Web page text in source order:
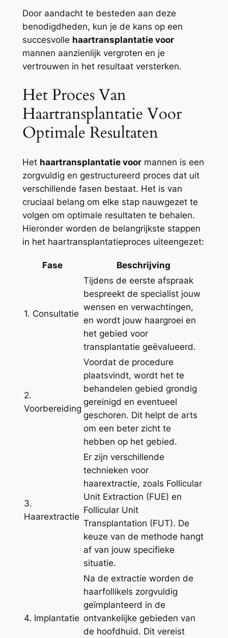
Door aandacht te besteden aan deze
benodigdheden, kun je de kans op een
succesvolle haartransplantatie voor
mannen aanzienlijk vergroten en je
vertrouwen in het resultaat versterken.
Het Proces Van
Haartransplantatie Voor
Optimale Resultaten
Het haartransplantatie voormannen is een
zorgvuldig en gestructureerd proces dat uit
verschillende fasen bestaat. Het is van
cruciaal belang om elke stap nauwgezet te
volgen om optimale resultaten te behalen.
Hieronder worden de belangrijkste stappen
in het haartransplantatieproces uiteengezet:
Fase Beschrijving
1. Consultatie
Tijdens de eerste afspraak
bespreekt de specialist jouw
wensen en verwachtingen,
en wordt jouw haargroei en
het gebied voor
transplantatie geëvalueerd.
2.
Voorbereiding
Voordat de procedure
plaatsvindt, wordt het te
behandelen gebied grondig
gereinigd en eventueel
geschoren. Dit helpt de arts
om een beter zicht te
hebben op het gebied.
3.
Haarextractie
Er zijn verschillende
technieken voor
haarextractie, zoals Follicular
Unit Extraction (FUE) en
Follicular Unit
Transplantation (FUT). De
keuze van de methode hangt
af van jouw specifieke
situatie.
4. Implantatie
Na de extractie worden de
haarfollikels zorgvuldig
geïmplanteerd in de
ontvankelijke gebieden van
de hoofdhuid. Dit vereist